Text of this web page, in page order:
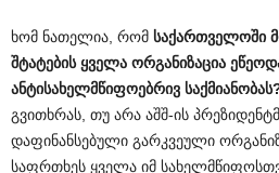
ხომ ნათელია, რომ საქართველოში
შტატების ყველა ორგანიზაცია
ანტისახელმწიფოებრივ საქმიანობას
გვითხრას, თუ არა აშშ-ის
დაფინანსებული გარკვეული
საფრთხეს ყველა იმ